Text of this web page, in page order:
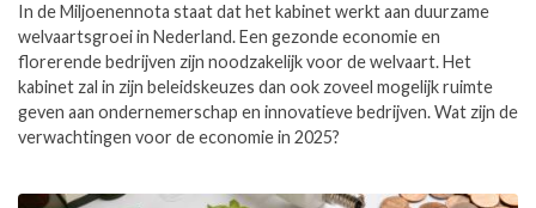
In de Miljoenennota staat dat het kabinet werkt aan duurzame
welvaartsgroei in Nederland. Een gezonde economie en
florerende bedrijven zijn noodzakelijk voor de welvaart. Het
kabinet zal in zijn beleidskeuzes dan ook zoveel mogelijk ruimte
geven aan ondernemerschap en innovatieve bedrijven. Wat zijn de
verwachtingen voor de economie in 2025?